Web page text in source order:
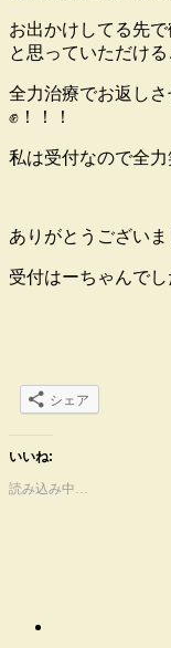
お出かけしてる先
と思っていただけ
全力治療でお返し
✊！！！
私は受付なので全
ありがとうございま
受付はーちゃんで
シェア
いいね:
読み込み中…